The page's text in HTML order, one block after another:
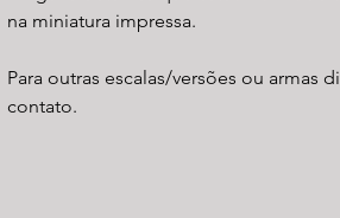
na miniatura impressa.
Para outras escalas/versões ou armas
contato.